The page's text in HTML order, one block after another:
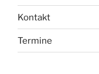
Kontakt
Termine